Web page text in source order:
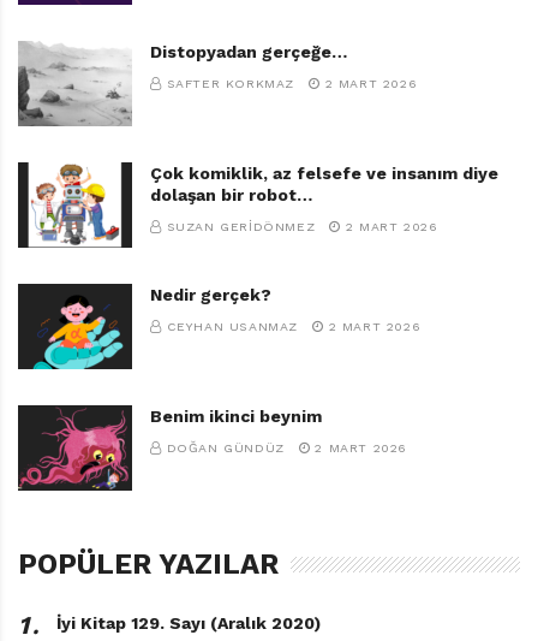
Peter H. Reynolds
Türkçeleştiren: Oya Alpar
Altın Kitaplar, 32 sayfa
Distopyadan gerçeğe…
SAFTER KORKMAZ 2 MART 2026
Çok komiklik, az felsefe ve insanım diye
dolaşan bir robot…
SUZAN GERIDÖNMEZ 2 MART 2026
Nedir gerçek?
CEYHAN USANMAZ 2 MART 2026
Benim ikinci beynim
DOĞAN GÜNDÜZ 2 MART 2026
POPÜLER YAZILAR
1․ İyi Kitap 129. Sayı (Aralık 2020)